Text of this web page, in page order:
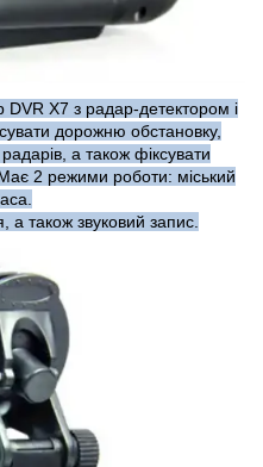
DVR X7 з радар-детектором і
дорожню обстановку,
а також фіксувати
2 режими роботи: міський
а також звуковий запис.